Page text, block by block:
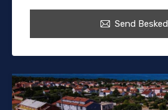
Send Besked